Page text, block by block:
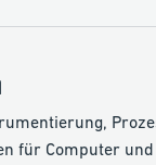
für Computer und